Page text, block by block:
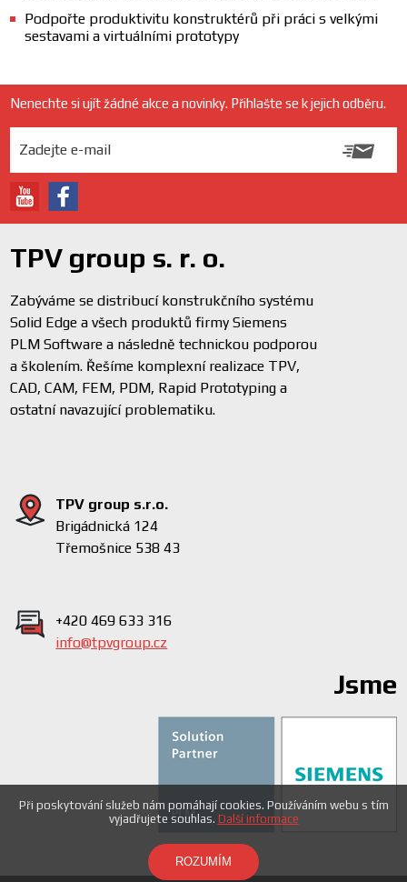
Podpořte produktivitu konstruktérů při práci s velkými
sestavami a virtuálními prototypy
Nenechte si ujít žádné akce a novinky. Přihlašte se k jejich odběru.
TPV group s. r. o.
Zabýváme se distribucí konstrukčního systému
Solid Edge a všech produktů firmy Siemens
PLM Software a následně technickou podporou
a školením. Řešíme komplexní realizace TPV,
CAD, CAM, FEM, PDM, Rapid Prototyping a
ostatní navazující problematiku.
TPV group s.r.o.
Brigádnická 124
Třemošnice 538 43
+420 469 633 316
info@tpvgroup.cz
Jsme
Při poskytování služeb nám pomáhají cookies. Používáním webu s tím
vyjadřujete souhlas. Další informace
ROZUMÍM